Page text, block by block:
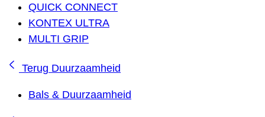
QUICK CONNECT
KONTEX ULTRA
MULTI GRIP
Terug Duurzaamheid
Bals & Duurzaamheid